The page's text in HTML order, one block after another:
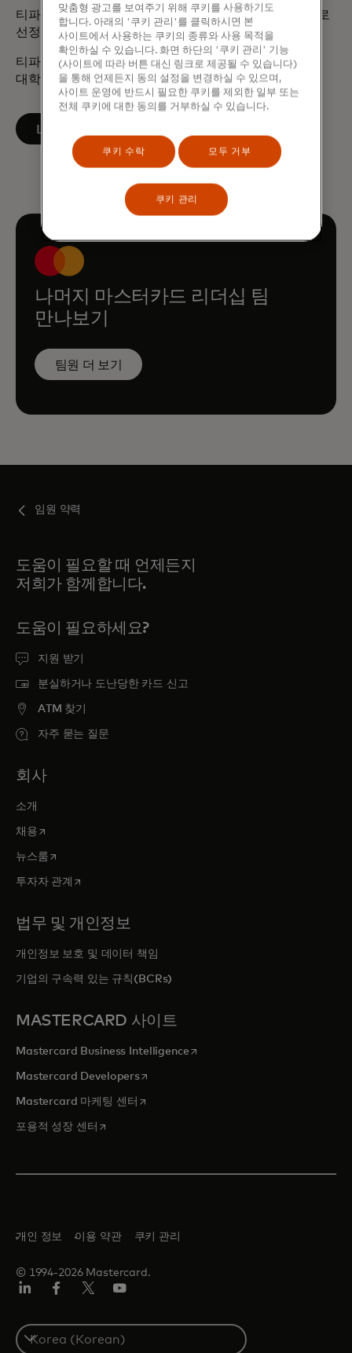
티파니는 2025년 버튼 재단에서 선정한 법조계의 전설로
선정되었습니다.
티파니는 듀크 대학교에서 문학 학사 학위를, 포드햄
대학교 법학대학원에서 법학 박사 학위를 받았습니다.
LinkedIn에서 팔로우하기
새 탭에서 열림
나머지 마스터카드 리더십 팀
만나보기
팀원 더 보기
임원 약력
도움이 필요할 때 언제든지
저희가 함께합니다.
도움이 필요하세요?
지원 받기
분실하거나 도난당한 카드 신고
ATM 찾기
자주 묻는 질문
회사
소개
채용새 탭에서 열림
뉴스룸새 탭에서 열림
투자자 관계 새 탭에서 열림
법무 및 개인정보
개인정보 보호 및 데이터 책임
기업의 구속력 있는 규칙(BCRs)
MASTERCARD 사이트
Mastercard Business Intelligence새 탭에서 열림
Mastercard Developers새 탭에서 열림
Mastercard 마케팅 센터 새 탭에서 열림
포용적 성장 센터 새 탭에서 열림
© 1994-2026 Mastercard.
개인 정보 이용 약관 쿠키 관리
S
e
In
ook
터/
X
브
맞춤형 광고를 보여주기 위해 쿠키를 사용하기도
합니다. 아래의 '쿠키 관리'를 클릭하시면 본
사이트에서 사용하는 쿠키의 종류와 사용 목적을
확인하실 수 있습니다. 화면 하단의 '쿠키 관리' 기능
(사이트에 따라 버튼 대신 링크로 제공될 수 있습니다)
을 통해 언제든지 동의 설정을 변경하실 수 있으며,
사이트 운영에 반드시 필요한 쿠키를 제외한 일부 또는
전체 쿠키에 대한 동의를 거부하실 수 있습니다.
쿠키 수락 모두 거부
쿠키 관리